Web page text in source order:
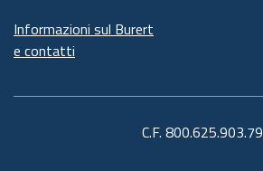
Informazioni sul Burert
e contatti
C.F. 800.625.903.79